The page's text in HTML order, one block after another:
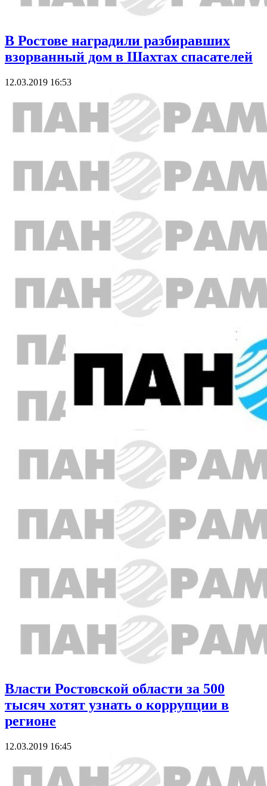
В Ростове наградили разбиравших
взорванный дом в Шахтах спасателей
12.03.2019 16:53
Власти Ростовской области за 500
тысяч хотят узнать о коррупции в
регионе
12.03.2019 16:45